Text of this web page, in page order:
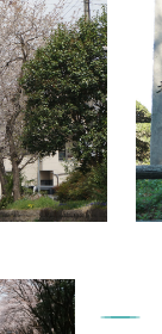
支援・